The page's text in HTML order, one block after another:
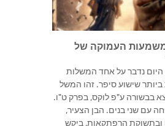
העמוקה של
היום נדבר על אחד המשלות
שישוע סיפר. זהו המשל
בבשורה ע"פ לוקס, בפרק ט"ו.
עם שני בנים. הבן הצעיר,
ובתשוקת הרפתקאות, ביקש